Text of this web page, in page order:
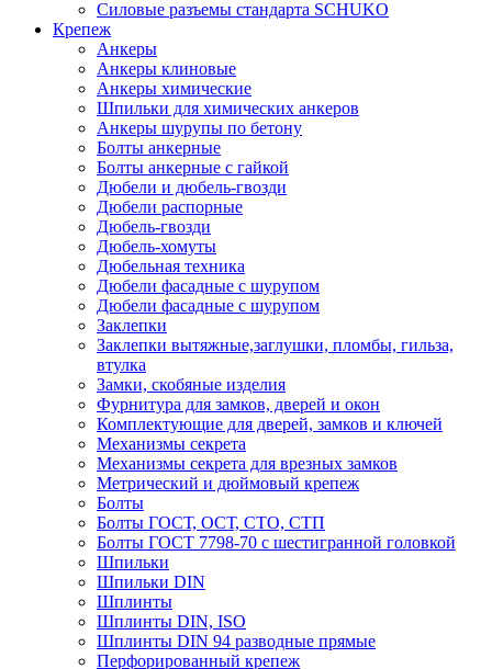
Силовые разъемы стандарта SCHUKO
Крепеж
Анкеры
Анкеры клиновые
Анкеры химические
Шпильки для химических анкеров
Анкеры шурупы по бетону
Болты анкерные
Болты анкерные с гайкой
Дюбели и дюбель-гвозди
Дюбели распорные
Дюбель-гвозди
Дюбель-хомуты
Дюбельная техника
Дюбели фасадные с шурупом
Дюбели фасадные с шурупом
Заклепки
Заклепки вытяжные,заглушки, пломбы, гильза,
втулка
Замки, скобяные изделия
Фурнитура для замков, дверей и окон
Комплектующие для дверей, замков и ключей
Механизмы секрета
Механизмы секрета для врезных замков
Метрический и дюймовый крепеж
Болты
Болты ГОСТ, ОСТ, СТО, СТП
Болты ГОСТ 7798-70 с шестигранной головкой
Шпильки
Шпильки DIN
Шплинты
Шплинты DIN, ISO
Шплинты DIN 94 разводные прямые
Перфорированный крепеж